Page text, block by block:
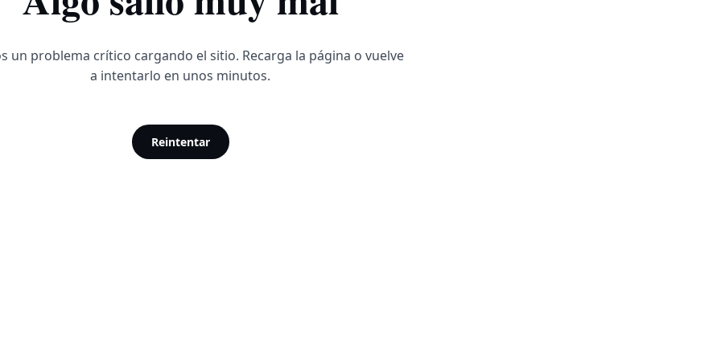
un problema crítico cargando el sitio. Recarga la página o vuelve
a intentarlo en unos minutos.
Reintentar